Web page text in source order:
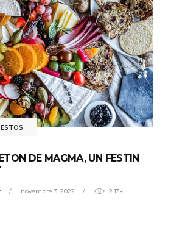
DE MAGMA, UN FESTIN
novembre 3, 2022 2.13k